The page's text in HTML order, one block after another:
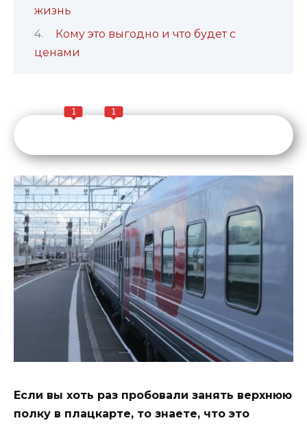
жизнь
Кому это выгодно и что будет с
ценами
1 1
Если вы хоть раз пробовали занять верхнюю
полку в плацкарте, то знаете, что это